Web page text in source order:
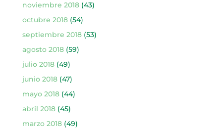
noviembre 2018(43)
octubre 2018(54)
septiembre 2018(53)
agosto 2018(59)
julio 2018(49)
junio 2018(47)
mayo 2018(44)
abril 2018(45)
marzo 2018(49)